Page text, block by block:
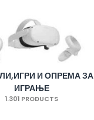
И ОПРЕМА ЗА
ИГРАЊЕ
1.301 PRODUCTS